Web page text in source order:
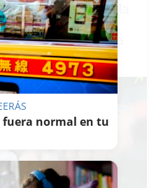
desarticula
e interviene la
toneladas de fruta
fuera normal en tu